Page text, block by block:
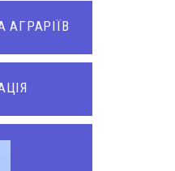
АГРАРІЇВ